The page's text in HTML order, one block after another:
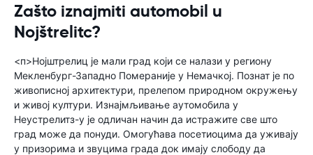
Zašto iznajmiti automobil u
Nojštrelitc?
<п>Нојштрелиц је мали град који се налази у региону
Мекленбург-Западно Помераније у Немачкој. Познат је по
живописној архитектури, прелепом природном окружењу
и живој култури. Изнајмљивање аутомобила у
Неустрелитз-у је одличан начин да истражите све што
град може да понуди. Омогућава посетиоцима да уживају
у призорима и звуцима града док имају слободу да